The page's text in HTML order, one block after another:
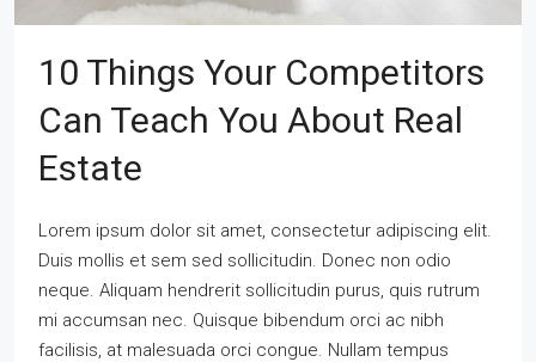
10 Things Your Competitors
Can Teach You About Real
Estate
Lorem ipsum dolor sit amet, consectetur adipiscing elit.
Duis mollis et sem sed sollicitudin. Donec non odio
neque. Aliquam hendrerit sollicitudin purus, quis rutrum
mi accumsan nec. Quisque bibendum orci ac nibh
facilisis, at malesuada orci congue. Nullam tempus